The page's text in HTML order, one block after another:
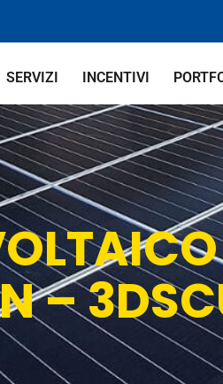
SERVIZI INCENTIVI
–